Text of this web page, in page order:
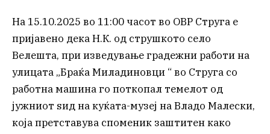
На 15.10.2025 во 11:00 часот во ОВР Струга е
пријавено дека Н.К. од струшкото село
Велешта, при изведување градежни работи на
улицата „Браќа Миладиновци “ во Струга со
работна машина го поткопал темелот од
јужниот ѕид на куќата-музеј на Владо Малески,
која претставува споменик заштитен како